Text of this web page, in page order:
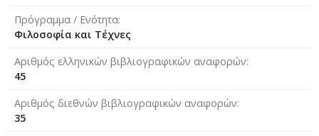
Πρόγραμμα / Ενότητα
Φιλοσοφία και Τέχνες
Αριθμός ελληνικών βιβλιογραφικών αναφορών
45
Αριθμός διεθνών βιβλιογραφικών αναφορών
35